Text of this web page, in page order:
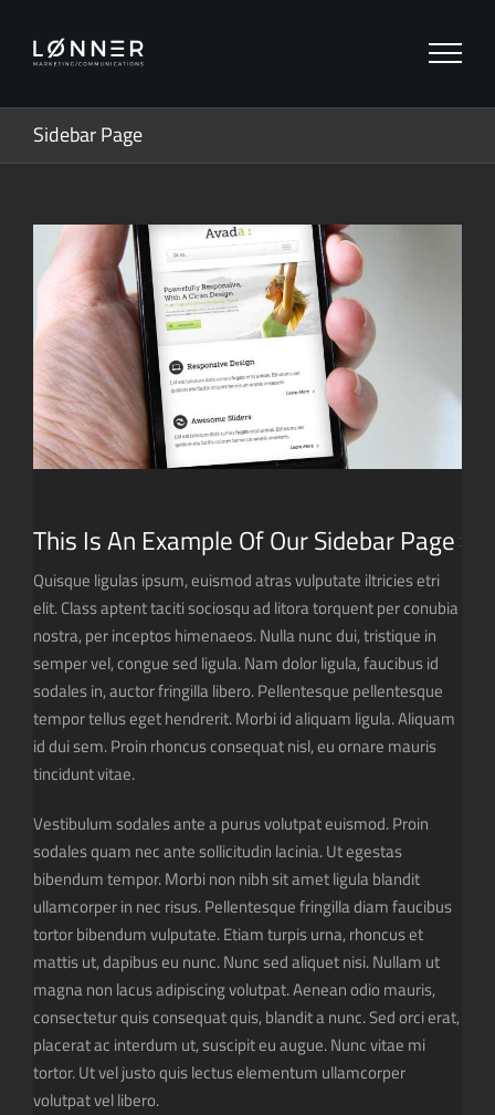
Inhalt
springen
Sidebar Page
This Is An Example Of Our Sidebar Page
Quisque ligulas ipsum, euismod atras vulputate iltricies etri
elit. Class aptent taciti sociosqu ad litora torquent per conubia
nostra, per inceptos himenaeos. Nulla nunc dui, tristique in
semper vel, congue sed ligula. Nam dolor ligula, faucibus id
sodales in, auctor fringilla libero. Pellentesque pellentesque
tempor tellus eget hendrerit. Morbi id aliquam ligula. Aliquam
id dui sem. Proin rhoncus consequat nisl, eu ornare mauris
tincidunt vitae.
Vestibulum sodales ante a purus volutpat euismod. Proin
sodales quam nec ante sollicitudin lacinia. Ut egestas
bibendum tempor. Morbi non nibh sit amet ligula blandit
ullamcorper in nec risus. Pellentesque fringilla diam faucibus
tortor bibendum vulputate. Etiam turpis urna, rhoncus et
mattis ut, dapibus eu nunc. Nunc sed aliquet nisi. Nullam ut
magna non lacus adipiscing volutpat. Aenean odio mauris,
consectetur quis consequat quis, blandit a nunc. Sed orci erat,
placerat ac interdum ut, suscipit eu augue. Nunc vitae mi
tortor. Ut vel justo quis lectus elementum ullamcorper
volutpat vel libero.